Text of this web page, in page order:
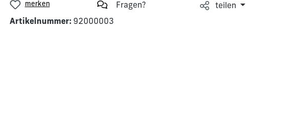
merken Fragen?
teilen
Artikelnummer: 92000003